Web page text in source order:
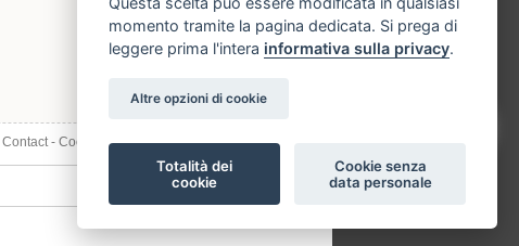
Contact- Cookies, informations et confidentialité
momento tramite la pagina dedicata. Si prega di
leggere prima l'intera informativa sulla privacy.
Altre opzioni di cookie
Totalità dei
cookie
Cookie senza
data personale